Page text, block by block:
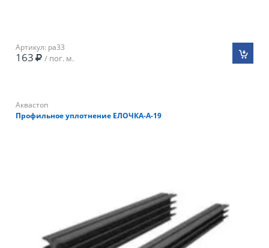
Артикул: pa33
163 / пог. м.
Аквастоп
Профильное уплотнение ЕЛОЧКА-А-19